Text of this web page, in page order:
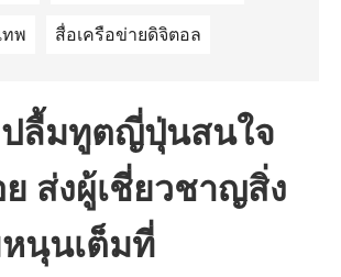
ทพ สื่อเครือข่ายดิจิตอล
ปลื้มทูตญี่ปุ่นสนใจ
ส่งผู้เชี่ยวชาญสิ่ง
นุนเต็มที่